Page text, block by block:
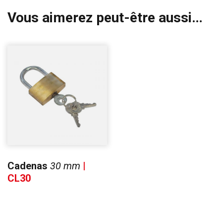
Vous aimerez peut-être aussi…
Cadenas 30 mm |
CL30